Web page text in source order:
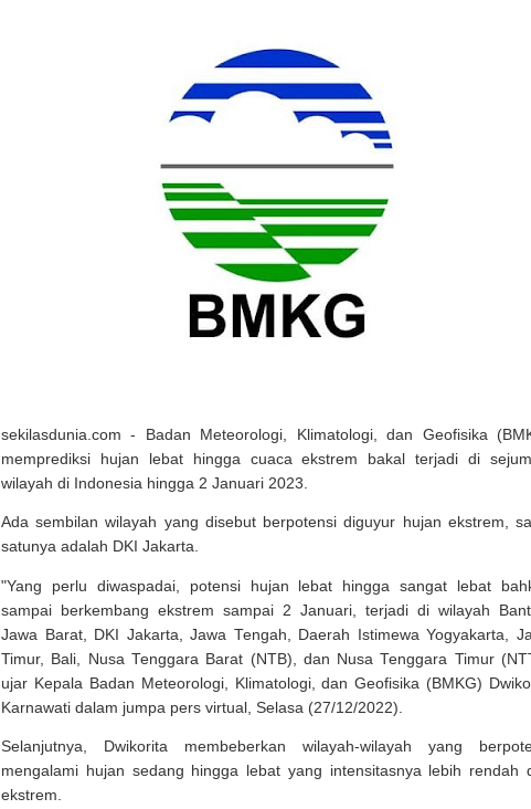
sekilasdunia.com - Badan Meteorologi, Klimatologi, dan Geofisika
memprediksi hujan lebat hingga cuaca ekstrem bakal terjadi di
wilayah di Indonesia hingga 2 Januari 2023.
Ada sembilan wilayah yang disebut berpotensi diguyur hujan ekstrem,
satunya adalah DKI Jakarta.
"Yang perlu diwaspadai, potensi hujan lebat hingga sangat lebat
sampai berkembang ekstrem sampai 2 Januari, terjadi di wilayah
Jawa Barat, DKI Jakarta, Jawa Tengah, Daerah Istimewa Yogyakarta,
Timur, Bali, Nusa Tenggara Barat (NTB), dan Nusa Tenggara Timur
ujar Kepala Badan Meteorologi, Klimatologi, dan Geofisika (BMKG)
Karnawati dalam jumpa pers virtual, Selasa (27/12/2022).
Selanjutnya, Dwikorita membeberkan wilayah-wilayah yang
mengalami hujan sedang hingga lebat yang intensitasnya lebih rendah
ekstrem.